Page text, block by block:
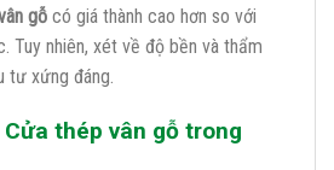
gỗ có giá thành cao hơn so với
Tuy nhiên, xét về độ bền và thẩm
tư xứng đáng.
thép vân gỗ trong